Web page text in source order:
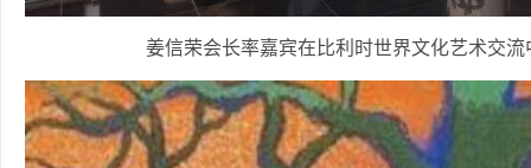
姜信荣会长率嘉宾在比利时世界文化艺术交